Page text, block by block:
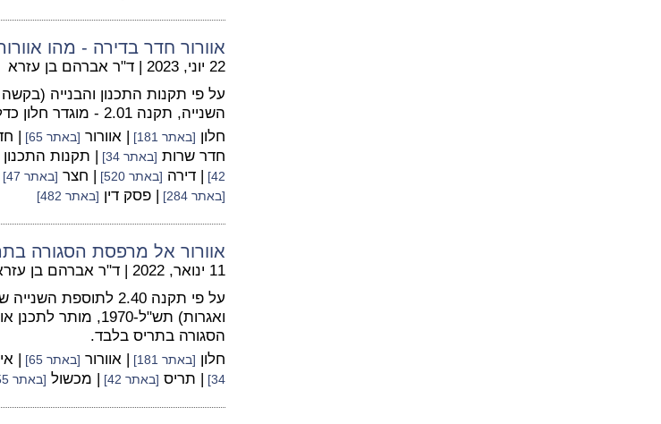
אוורור חדר בדירה - מהו
22 יוני, 2023 | ד"ר אברהם בן עזרא
השנייה, תקנה 2.01 - מוגדר חלון כדלקמן:
חלון [באתר 181] | אוורור [באתר 65] |
חדר שרות [באתר 34] | תקנות
42] | דירה [באתר 520] | חצר [באתר 47]
[באתר 284] | פסק דין [באתר 482]
אוורור אל מרפסת הסגורה
11 ינואר, 2022 | ד"ר אברהם בן
על פי תקנה 2.40
ואגרות) תש"ל-
הסגורה בתריס בלבד.
חלון [באתר 181] | אוורור [באתר 65] |
34] | תריס [באתר 42] | מכשול [באתר 55]